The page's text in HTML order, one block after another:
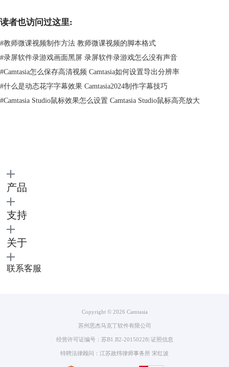
果。
我们都知道，一个视频往往不会只有一个镜头，一个好的视频往往都是
多个画面结合在一起才形成的，而如果只是简单的将各个片段拼接在一起
的话，制作出来的视频效果就会非常生硬，为了进一步提高观看体验，通
常我们都会添加一些不同的转场效果。而camtasia录像编辑软件也是能够
为我们添加视频的转场效果的。
我们点击左侧菜单中的“转换”，里面有许多不同形式的转换效果，我们
也是选中自己喜欢的动画效果之后，把它拖动到下方轨道中，再在轨道上
调整特效出现的时间就可以成功添加。值得一提的是，这里的转场效果不
读者也访问过这里:
#教师微课视频制作方法 教师微课视频的脚本格式
#录屏软件录游戏画面黑屏 录屏软件录游戏怎么没有声音
#Camtasia怎么保存高清视频 Camtasia如何设置导出分辨率
#什么是动态花字字幕效果 Camtasia2024制作字幕技巧
#Camtasia Studio鼠标效果怎么设置 Camtasia Studio鼠标高亮放大
产品
支持
关于
联系客服
Copyright © 2026 Camtasia
苏州思杰马克丁软件有限公司
经营许可证编号：苏B1.B2-20150228 证照信息
特聘法律顾问：江苏政纬律师事务所 宋红波